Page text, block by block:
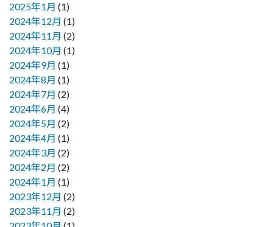
2025年1月 (1)
2024年12月 (1)
2024年11月 (2)
2024年10月 (1)
2024年9月 (1)
2024年8月 (1)
2024年7月 (2)
2024年6月 (4)
2024年5月 (2)
2024年4月 (1)
2024年3月 (2)
2024年2月 (2)
2024年1月 (1)
2023年12月 (2)
2023年11月 (2)